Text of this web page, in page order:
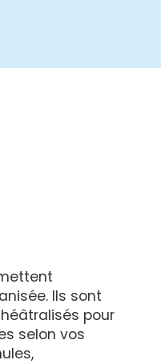
Ils sont
pour
selon vos